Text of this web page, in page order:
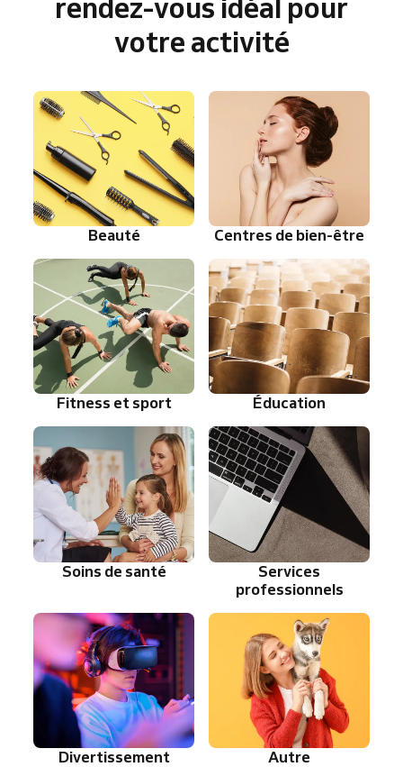
votre activité
Beauté Centres de bien-être
Fitness et sport Éducation
Soins de santé
Services
professionnels
Divertissement Autre